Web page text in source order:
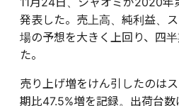
発表した。売上高、純利益、
場の予想を大きく上回り、四
た。
売り上げ増をけん引したのは
期比47.5%増を記録。出荷台